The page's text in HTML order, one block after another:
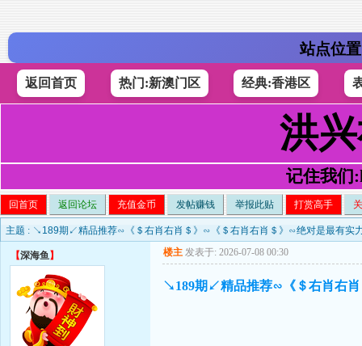
站点位
返回首页 热门:新澳门区 经典:香港区
洪
记住我们
回首页 返回论坛 充值金币 发帖赚钱 举报此贴 打赏高手
主题 : ↘189期↙精品推荐∽《＄右肖右肖＄》∽《＄右肖右肖＄》∽绝对是最有实
【深海鱼】 楼主 发表于: 2026-07-08 00:30
↘189期↙精品推荐∽《＄右肖右